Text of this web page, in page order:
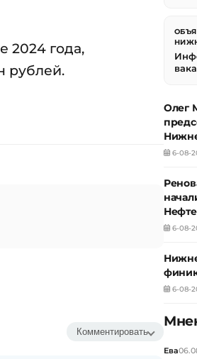
2024 года,
рублей.
Комментировать
Олег
6-08-
6-08-
6-08-
Ева